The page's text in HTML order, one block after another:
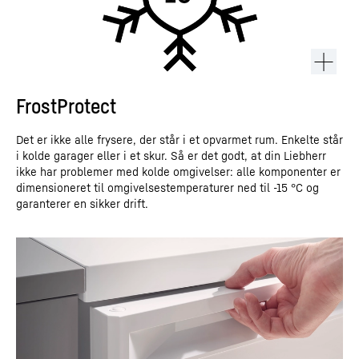
FrostProtect
Det er ikke alle frysere, der står i et opvarmet rum. Enkelte står
i kolde garager eller i et skur. Så er det godt, at din Liebherr
ikke har problemer med kolde omgivelser: alle komponenter er
dimensioneret til omgivelsestemperaturer ned til -15 °C og
garanterer en sikker drift.